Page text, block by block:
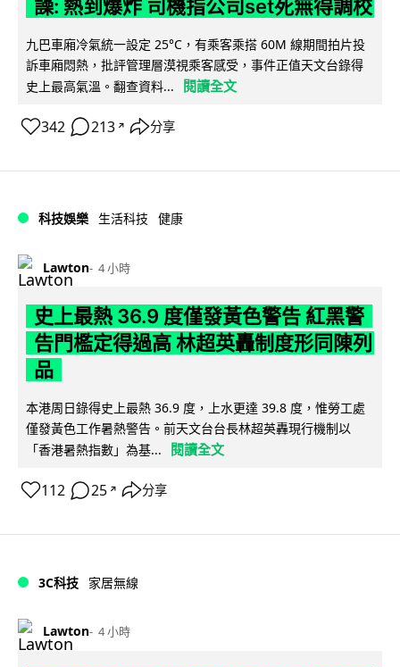
譟: 熱到爆炸 司機指公司set死無得調校
九巴車廂冷氣統一設定 25°C，有乘客乘搭 60M 線期間拍片投
訴車廂悶熱，批評管理層漠視乘客感受，事件正值天文台錄得
史上最高氣溫。翻查資料...
閱讀全文
342 213 ↗ 分享
科技娛樂 生活科技 健康
Lawton 4 小時
史上最熱 36.9 度僅發黃色警告 紅黑警
告門檻定得過高 林超英轟制度形同陳列
品
本港周日錄得史上最熱 36.9 度，上水更達 39.8 度，惟勞工處
僅發黃色工作暑熱警告。前天文台台長林超英轟現行機制以
「香港暑熱指數」為基...
閱讀全文
112 25 ↗ 分享
3C科技 家居無線
Lawton 4 小時